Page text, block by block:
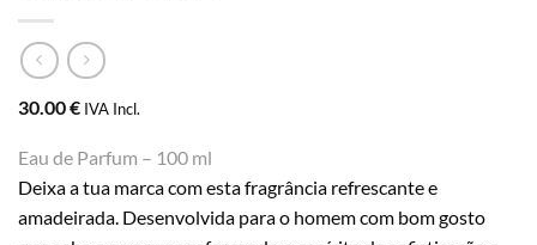
30.00€ IVA Incl.
Eau de Parfum – 100 ml
Deixa a tua marca com esta fragrância refrescante e
amadeirada. Desenvolvida para o homem com bom gosto